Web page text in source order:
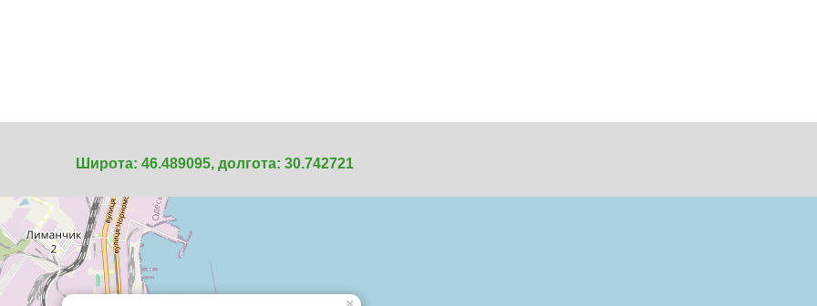
Широта: 46.489095, долгота: 30.742721